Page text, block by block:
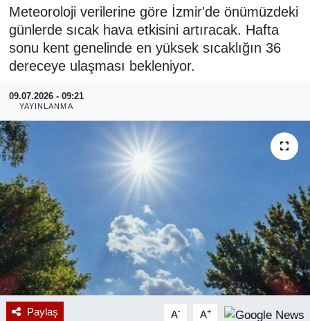
Meteoroloji verilerine göre İzmir'de önümüzdeki
günlerde sıcak hava etkisini artıracak. Hafta
sonu kent genelinde en yüksek sıcaklığın 36
dereceye ulaşması bekleniyor.
09.07.2026 - 09:21
YAYINLANMA
Paylaş A- A+
SPOR
ASAYİŞ
RESMİ REKLAM
Son Dakika Haberleri
Haber Arşivi